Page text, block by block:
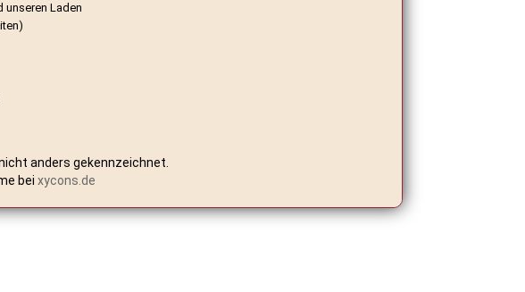
unseren Laden
anders gekennzeichnet.
bei xycons.de